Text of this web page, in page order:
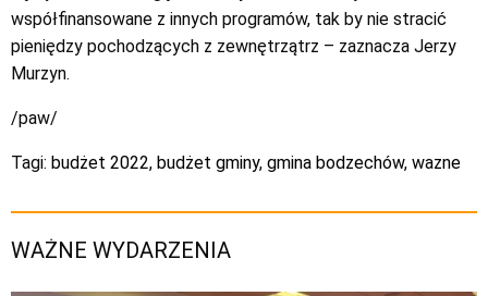
współfinansowane z innych programów, tak by nie stracić
pieniędzy pochodzących z zewnętrzątrz – zaznacza Jerzy
Murzyn.
/paw/
Tagi: budżet 2022, budżet gminy, gmina bodzechów, wazne
WAŻNE WYDARZENIA